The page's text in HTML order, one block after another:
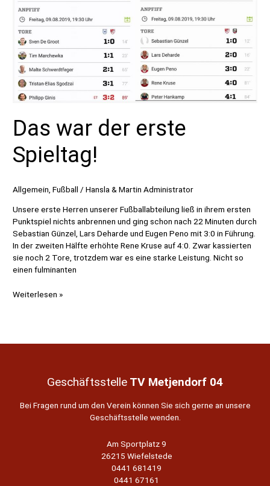
Das war der erste
Spieltag!
Allgemein ,Fußball /Hansla & Martin Administrator
Unsere erste Herren unserer Fußballabteilung ließ in ihrem ersten
Punktspiel nichts anbrennen und ging schon nach 22 Minuten durch
Sebastian Günzel, Lars Deharde und Eugen Peno mit 3:0 in Führung.
In der zweiten Hälfte erhöhte Rene Kruse auf 4:0. Zwar kassierten
sie noch 2 Tore, trotzdem war es eine starke Leistung. Nicht so
einen fulminanten
Das
Spieltag!
Weiterlesen »
Geschäftsstelle TV Metjendorf 04
Bei Fragen rund um den Verein können Sie sich gerne an unsere
Geschäftsstelle wenden.
Am Sportplatz 9
26215 Wiefelstede
0441 681419
0441 67161